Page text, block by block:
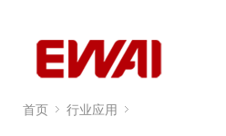
首页 行业应用